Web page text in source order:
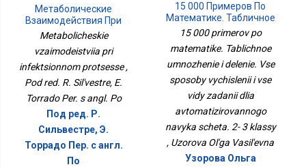
Метаболические
Взаимодействия При
Инфекционном
Metabolicheskie
vzaimodeistviia pri
infektsionnom protsesse ,
Pod red. R. Sil'vestre, E.
Torrado Per. s angl. Po
Под ред. Р.
Сильвестре, Э.
Торрадо Пер. с англ.
По
15 000 Примеров По
Математике. Табличное
Умножение И Деление.
Все Способы
Вычислений И Все Виды
Заданий Для
Автоматизированного
Навыка Счета. 2- 3
Классы
15 000 primerov po
matematike. Tablichnoe
umnozhenie i delenie. Vse
sposoby vychislenii i vse
vidy zadanii dlia
avtomatizirovannogo
navyka scheta. 2- 3 klassy
, Uzorova Ol'ga Vasil'evna
Узорова Ольга